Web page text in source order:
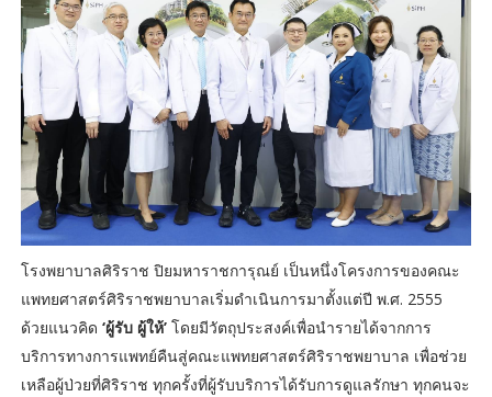
โรงพยาบาลศิริราช ปิยมหาราชการุณย์ เป็นหนึ่งโครงการของคณะ
แพทยศาสตร์ศิริราชพยาบาลเริ่มดำเนินการมาตั้งแต่ปี พ.ศ. 2555
ด้วยแนวคิด ‘ผู้รับ ผู้ให้’โดยมีวัตถุประสงค์เพื่อนำรายได้จากการ
บริการทางการแพทย์คืนสู่คณะแพทยศาสตร์ศิริราชพยาบาล เพื่อช่วย
เหลือผู้ป่วยที่ศิริราช ทุกครั้งที่ผู้รับบริการได้รับการดูแลรักษา ทุกคนจะ